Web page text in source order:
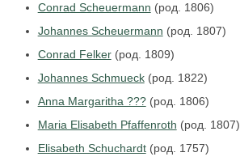
Conrad Scheuermann (род. 1806)
Johannes Scheuermann (род. 1807)
Conrad Felker(род. 1809)
Johannes Schmueck(род. 1822)
Anna Margaritha ???(род. 1806)
Maria Elisabeth Pfaffenroth (род. 1807)
Elisabeth Schuchardt(род. 1757)